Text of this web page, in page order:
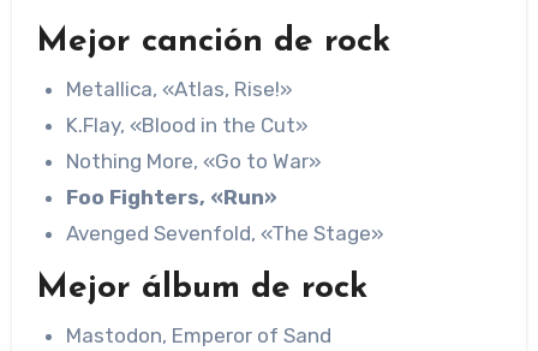
Mejor canción de rock
Metallica, «Atlas, Rise!»
K.Flay, «Blood in the Cut»
Nothing More, «Go to War»
Foo Fighters, «Run»
Avenged Sevenfold, «The Stage»
Mejor álbum de rock
Mastodon, Emperor of Sand